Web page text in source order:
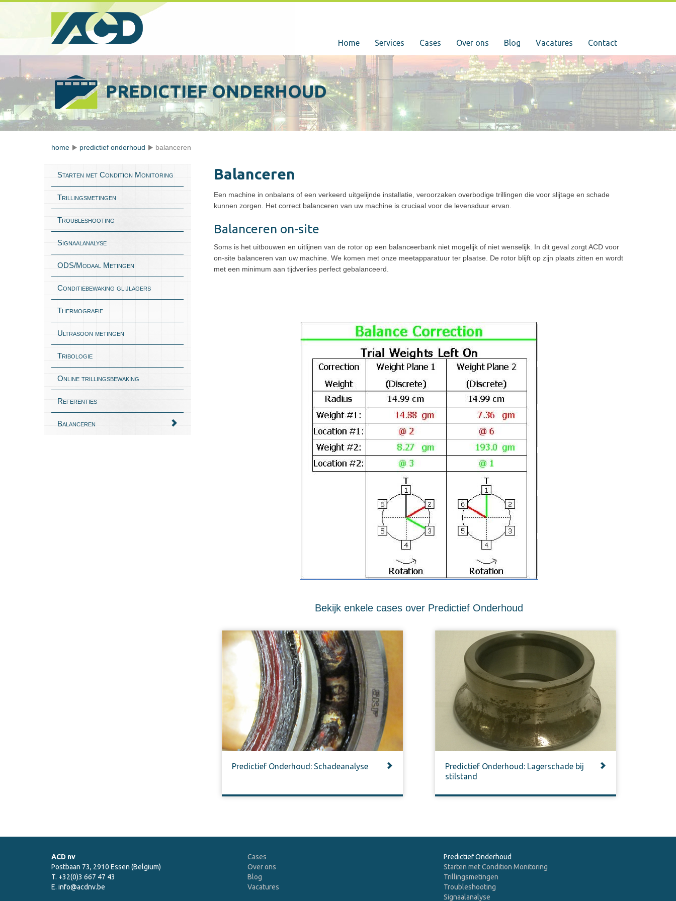
Home Services Cases Over ons Blog Vacatures Contact
PREDICTIEF ONDERHOUD
home predictief onderhoud balanceren
Starten met Condition Monitoring
Trillingsmetingen
Troubleshooting
Signaalanalyse
ODS/Modaal Metingen
Conditiebewaking glijlagers
Thermografie
Ultrasoon metingen
Tribologie
Online trillingsbewaking
Referenties
Balanceren
Balanceren
Een machine in onbalans of een verkeerd uitgelijnde installatie, veroorzaken overbodige trillingen die voor slijtage en schade
kunnen zorgen. Het correct balanceren van uw machine is cruciaal voor de levensduur ervan.
Balanceren on-site
Soms is het uitbouwen en uitlijnen van de rotor op een balanceerbank niet mogelijk of niet wenselijk. In dit geval zorgt ACD voor
on-site balanceren van uw machine. We komen met onze meetapparatuur ter plaatse. De rotor blijft op zijn plaats zitten en wordt
met een minimum aan tijdverlies perfect gebalanceerd.
Bekijk enkele cases over Predictief Onderhoud
Predictief Onderhoud: Schadeanalyse
Predictief Onderhoud: Lagerschade bij
stilstand
ACD nv
Postbaan 73, 2910 Essen (Belgium)
T. +32(0)3 667 47 43
E. info@acdnv.be
Cases
Over ons
Blog
Vacatures
Predictief Onderhoud
Starten met Condition Monitoring
Trillingsmetingen
Troubleshooting
Signaalanalyse